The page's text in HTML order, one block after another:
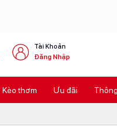
Tài Khoản
Đăng Nhập
Kèo thơm Ưu đãi